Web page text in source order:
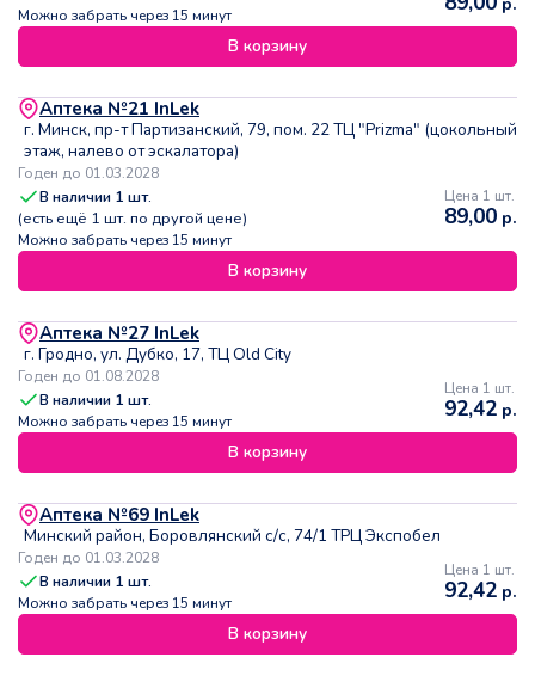
Можно забрать через 15 минут
В корзину
Аптека №21 InLek
г. Минск, пр-т Партизанский, 79, пом. 22 ТЦ "Prizma" (цокольный
этаж, налево от эскалатора)
Годен до 01.03.2028
В наличии 1 шт.
(есть ещё 1 шт. по другой цене)
Можно забрать через 15 минут
Цена 1 шт.
89,00 р.
В корзину
Аптека №27 InLek
г. Гродно, ул. Дубко, 17, ТЦ Old City
Годен до 01.08.2028
В наличии 1 шт.
Можно забрать через 15 минут
Цена 1 шт.
92,42 р.
В корзину
Аптека №69 InLek
Минский район, Боровлянский с/с, 74/1 ТРЦ Экспобел
Годен до 01.03.2028
В наличии 1 шт.
Можно забрать через 15 минут
Цена 1 шт.
92,42 р.
В корзину